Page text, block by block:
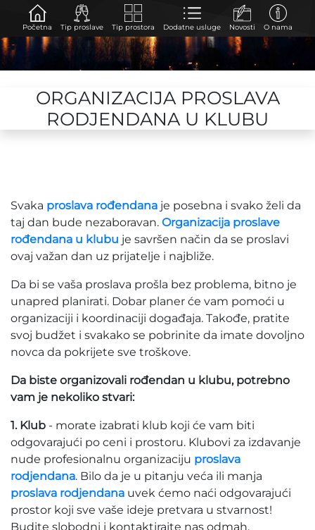
Početna Tip proslave Tip prostora Dodatne usluge Novosti O nama
ORGANIZACIJA PROSLAVA
RODJENDANA U KLUBU
Svaka proslava rođendana je posebna i svako želi da
taj dan bude nezaboravan. Organizacija proslave
rođendana u klubu je savršen način da se proslavi
ovaj važan dan uz prijatelje i najbliže.
Da bi se vaša proslava prošla bez problema, bitno je
unapred planirati. Dobar planer će vam pomoći u
organizaciji i koordinaciji događaja. Takođe, pratite
svoj budžet i svakako se pobrinite da imate dovoljno
novca da pokrijete sve troškove.
Da biste organizovali rođendan u klubu, potrebno
vam je nekoliko stvari:
1. Klub - morate izabrati klub koji će vam biti
odgovarajući po ceni i prostoru. Klubovi za izdavanje
nude profesionalnu organizaciju proslava
rodjendana. Bilo da je u pitanju veća ili manja
proslava rodjendana uvek ćemo naći odgovarajući
prostor koji sve vaše ideje pretvara u stvarnost!
Budite slobodni i kontaktirajte nas odmah.